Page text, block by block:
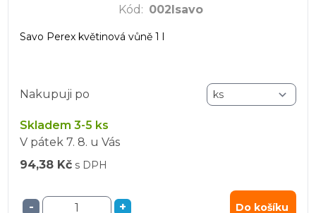
Kód : 002lsavo
Savo Perex květinová vůně 1 l
Nakupuji po
Skladem 3-5 ks
V pátek 7. 8. u Vás
94,38 Kč s DPH
- + Do košíku